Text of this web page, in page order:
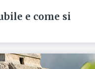
e come si